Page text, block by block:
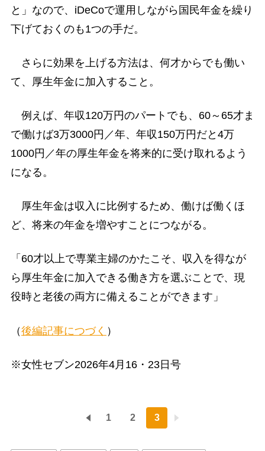
と」なので、iDeCoで運用しながら国民年金を繰り
下げておくのも1つの手だ。
さらに効果を上げる方法は、何才からでも働い
て、厚生年金に加入すること。
例えば、年収120万円のパートでも、60～65才ま
で働けば3万3000円／年、年収150万円だと4万
1000円／年の厚生年金を将来的に受け取れるよう
になる。
厚生年金は収入に比例するため、働けば働くほ
ど、将来の年金を増やすことにつながる。
「60才以上で専業主婦のかたこそ、収入を得なが
ら厚生年金に加入できる働き方を選ぶことで、現
役時と老後の両方に備えることができます」
（後編記事につづく ）
※女性セブン2026年4月16・23日号
1 2 3